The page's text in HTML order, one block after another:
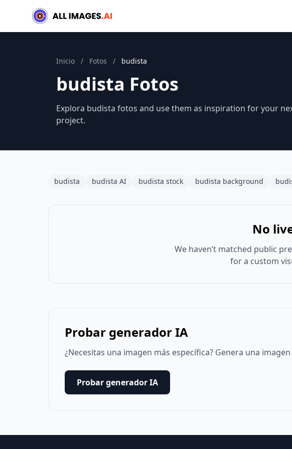
Inicio / Fotos / budista
budista Fotos
Explora budista fotos and use them as inspiration for your
project.
budista budista AI budista stock budista background
No
We haven’t matched public
for a custom
Probar generador IA
¿Necesitas una imagen más específica? Genera una
Probar generador IA